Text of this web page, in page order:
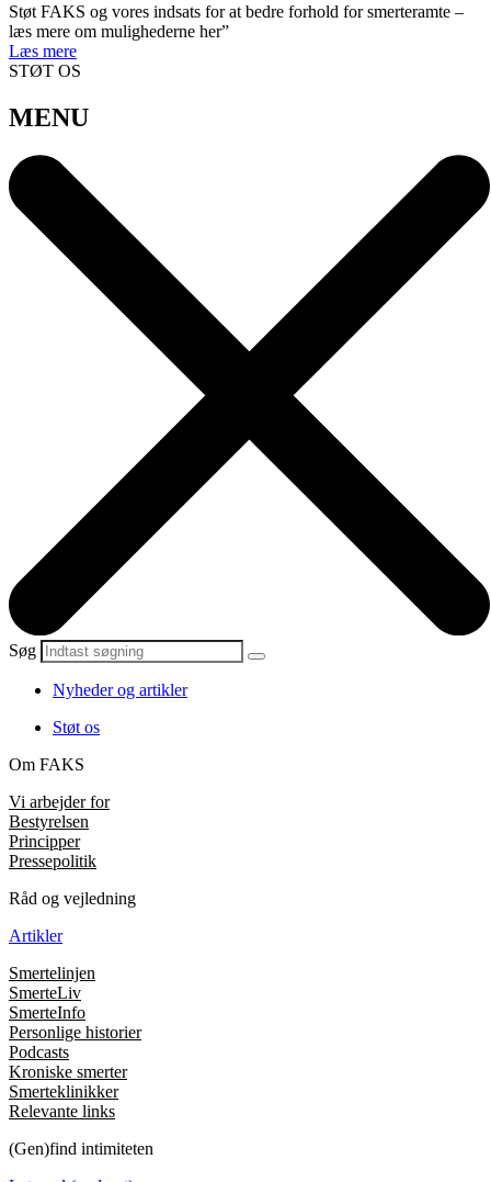
Støt FAKS og vores indsats for at bedre forhold for smerteramte –
læs mere om mulighederne her”
Læs mere
STØT OS
MENU
Søg
Nyheder og artikler
Støt os
Om FAKS
Vi arbejder for
Bestyrelsen
Principper
Pressepolitik
Råd og vejledning
Artikler
Smertelinjen
SmerteLiv
SmerteInfo
Personlige historier
Podcasts
Kroniske smerter
Smerteklinikker
Relevante links
(Gen)find intimiteten